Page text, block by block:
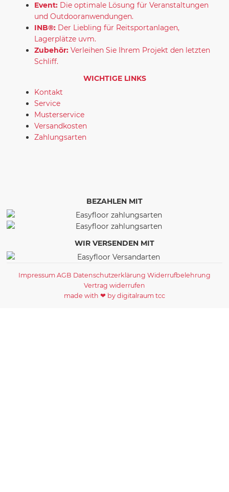
Event: Die optimale Lösung für Veranstaltungen
und Outdooranwendungen.
INB®: Der Liebling für Reitsportanlagen,
Lagerplätze uvm.
Zubehör: Verleihen Sie Ihrem Projekt den letzten
Schliff.
WICHTIGE LINKS
Kontakt
Service
Musterservice
Versandkosten
Zahlungsarten
BEZAHLEN MIT
WIR VERSENDEN MIT
Impressum AGB Datenschutzerklärung Widerrufbelehrung
Vertrag widerrufen
made with ❤ by digitalraum tcc